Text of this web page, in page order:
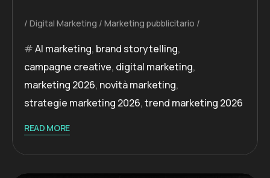
Digital Marketing Marketing pubblicitario
AI marketing, brand storytelling,
campagne creative, digital marketing,
marketing 2026, novità marketing,
strategie marketing 2026,trend marketing 2026
READ MORE